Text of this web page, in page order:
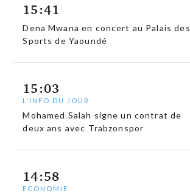
15:41
Dena Mwana en concert au Palais des
Sports de Yaoundé
15:03
L'INFO DU JOUR
Mohamed Salah signe un contrat de
deux ans avec Trabzonspor
14:58
ECONOMIE